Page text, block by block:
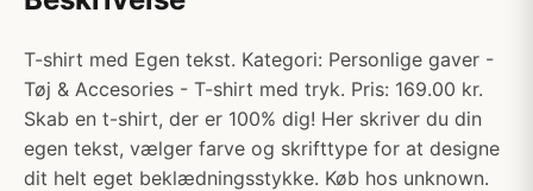
T-shirt med Egen tekst. Kategori: Personlige gaver -
Tøj & Accesories - T-shirt med tryk. Pris: 169.00 kr.
Skab en t-shirt, der er 100% dig! Her skriver du din
egen tekst, vælger farve og skrifttype for at designe
dit helt eget beklædningsstykke. Køb hos unknown.